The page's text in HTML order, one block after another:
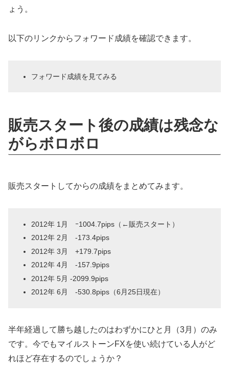
ょう。
以下のリンクからフォワード成績を確認できます。
フォワード成績を見てみる
販売スタート後の成績は残念な
がらボロボロ
販売スタートしてからの成績をまとめてみます。
2012年 1月 ｰ1004.7pips（←販売スタート）
2012年 2月 -173.4pips
2012年 3月 +179.7pips
2012年 4月 -157.9pips
2012年 5月 -2099.9pips
2012年 6月 -530.8pips（6月25日現在）
半年経過して勝ち越したのはわずかにひと月（3月）のみ
です。今でもマイルストーンFXを使い続けている人がど
れほど存在するのでしょうか？